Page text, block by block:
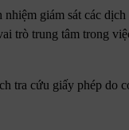
nhiệm giám sát các
trò trung tâm trong
tra cứu giấy phép do